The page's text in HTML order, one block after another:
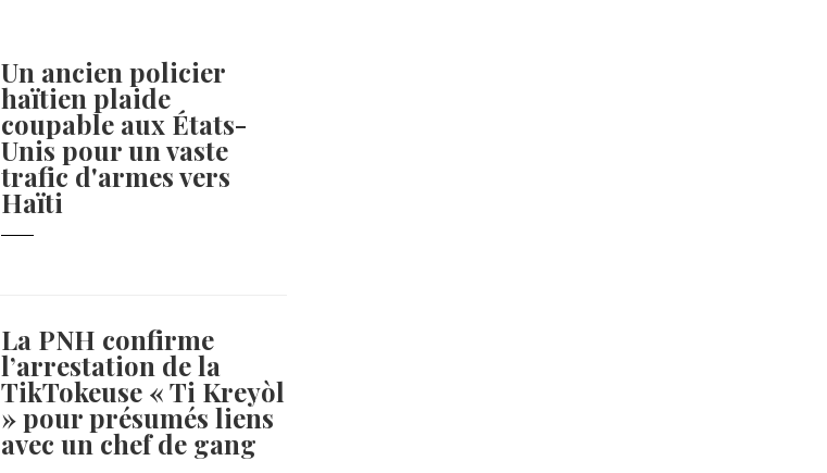
Un ancien policier
haïtien plaide
coupable aux États-
Unis pour un vaste
trafic d'armes vers
Haïti
La PNH confirme
l’arrestation de la
TikTokeuse « Ti Kreyòl
» pour présumés liens
avec un chef de gang